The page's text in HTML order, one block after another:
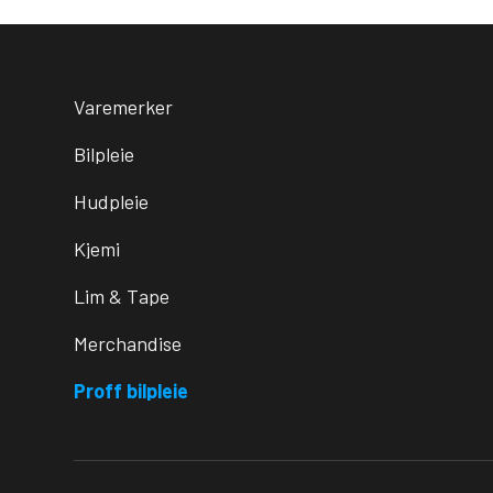
Varemerker
Bilpleie
Hudpleie
Kjemi
Lim & Tape
Merchandise
Proff bilpleie